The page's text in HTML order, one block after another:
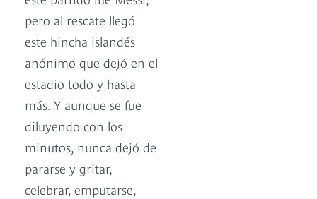
pero al rescate llegó
este hincha islandés
anónimo que dejó en el
estadio todo y hasta
más. Y aunque se fue
diluyendo con los
minutos, nunca dejó de
pararse y gritar,
celebrar, emputarse,